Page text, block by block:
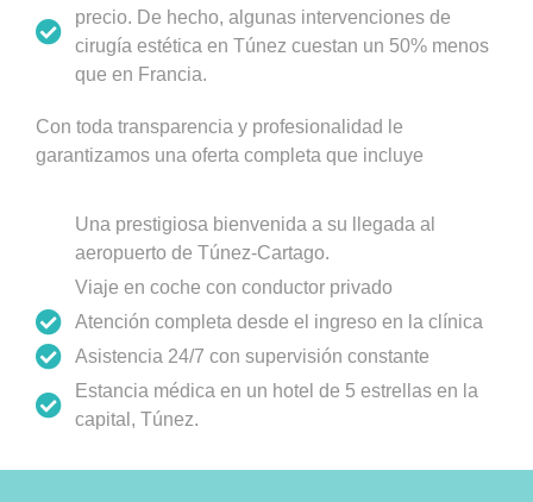
precio. De hecho, algunas intervenciones de
cirugía estética en Túnez cuestan un 50% menos
que en Francia.
Con toda transparencia y profesionalidad le
garantizamos una oferta completa que incluye
Una prestigiosa bienvenida a su llegada al
aeropuerto de Túnez-Cartago.
Viaje en coche con conductor privado
Atención completa desde el ingreso en la clínica
Asistencia 24/7 con supervisión constante
Estancia médica en un hotel de 5 estrellas en la
capital, Túnez.